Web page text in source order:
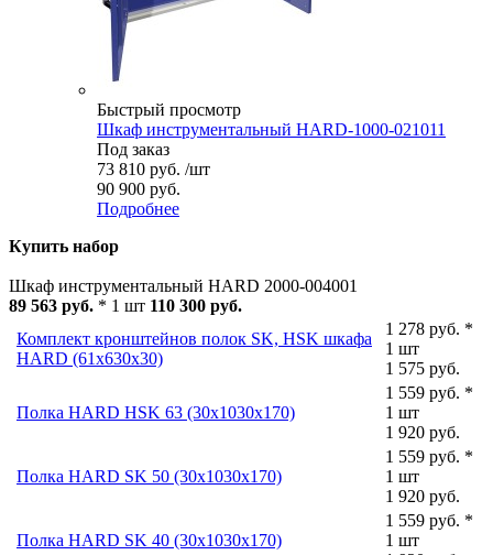
Быстрый просмотр
Шкаф инструментальный HARD-1000-021011
Под заказ
73 810 руб. /шт
90 900 руб.
Подробнее
Купить набор
Шкаф инструментальный HARD 2000-004001
89 563 руб. * 1 шт 110 300 руб.
Комплект кронштейнов полок SK, HSK шкафа
HARD (61x630x30)
1 278 руб. *
1 шт
1 575 руб.
Полка HARD HSK 63 (30x1030x170)
1 559 руб. *
1 шт
1 920 руб.
Полка HARD SK 50 (30x1030x170)
1 559 руб. *
1 шт
1 920 руб.
Полка HARD SK 40 (30x1030x170)
1 559 руб. *
1 шт